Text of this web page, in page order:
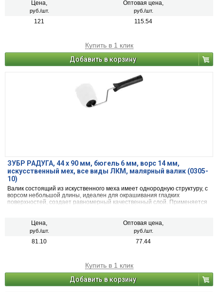
Цена,
руб./шт.
Оптовая цена,
руб./шт.
121 115.54
Купить в 1 клик
Добавить в корзину
ЗУБР РАДУГА, 44 х 90 мм, бюгель 6 мм, ворс 14 мм,
искусственный мех, все виды ЛКМ, малярный валик (0305-
10)
Валик состоящий из искуственного меха имеет однородную структуру, с
ворсом небольшой длины, идеален для окрашивания гладких
поверхностей, создает равномерный качественный слой. Применяется
Цена,
руб./шт.
Оптовая цена,
руб./шт.
81.10 77.44
Купить в 1 клик
Добавить в корзину